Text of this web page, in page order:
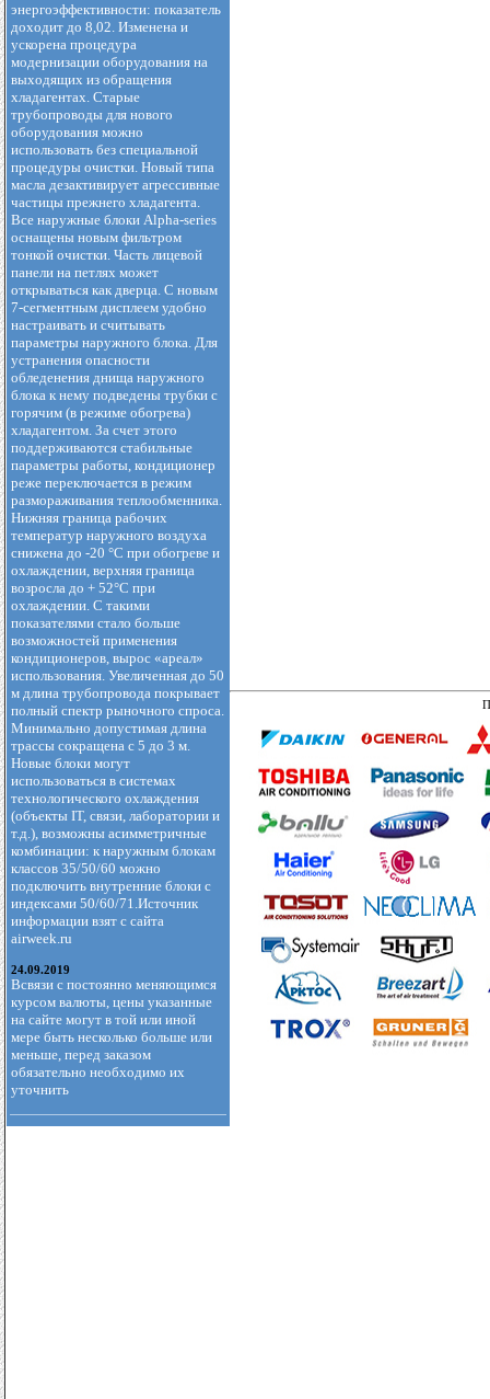
энергоэффективности: показатель
доходит до 8,02. Изменена и
ускорена процедура
модернизации оборудования на
выходящих из обращения
хладагентах. Старые
трубопроводы для нового
оборудования можно
использовать без специальной
процедуры очистки. Новый типа
масла дезактивирует агрессивные
частицы прежнего хладагента.
Все наружные блоки Alpha-series
оснащены новым фильтром
тонкой очистки. Часть лицевой
панели на петлях может
открываться как дверца. С новым
7-сегментным дисплеем удобно
настраивать и считывать
параметры наружного блока. Для
устранения опасности
обледенения днища наружного
блока к нему подведены трубки с
горячим (в режиме обогрева)
хладагентом. За счет этого
поддерживаются стабильные
параметры работы, кондиционер
реже переключается в режим
размораживания теплообменника.
Нижняя граница рабочих
температур наружного воздуха
снижена до -20 °С при обогреве и
охлаждении, верхняя граница
возросла до + 52°С при
охлаждении. С такими
показателями стало больше
возможностей применения
кондиционеров, вырос «ареал»
использования. Увеличенная до 50
м длина трубопровода покрывает
полный спектр рыночного спроса.
Минимально допустимая длина
трассы сокращена с 5 до 3 м.
Новые блоки могут
использоваться в системах
технологического охлаждения
(объекты IT, связи, лаборатории и
т.д.), возможны асимметричные
комбинации: к наружным блокам
классов 35/50/60 можно
подключить внутренние блоки с
индексами 50/60/71.Источник
информации взят с сайта
airweek.ru
24.09.2019
Всвязи с постоянно меняющимся
курсом валюты, цены указанные
на сайте могут в той или иной
мере быть несколько больше или
меньше, перед заказом
обязательно необходимо их
уточнить